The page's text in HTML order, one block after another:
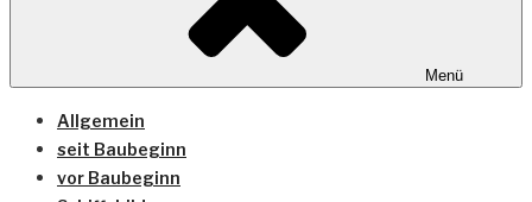
Menü
Allgemein
seit Baubeginn
vor Baubeginn